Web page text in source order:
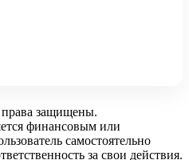
защищены.
финансовым или
самостоятельно
за свои действия.